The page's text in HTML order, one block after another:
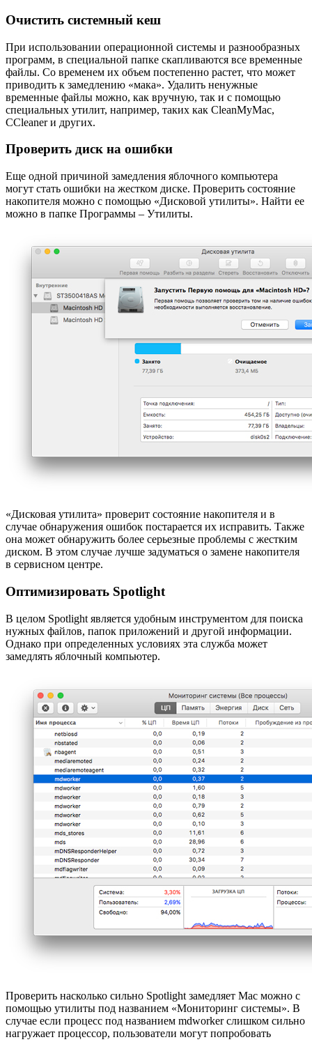
Очистить системный кеш
При использовании операционной системы и разнообразных
программ, в специальной папке скапливаются все временные
файлы. Со временем их объем постепенно растет, что может
приводить к замедлению «мака». Удалить ненужные
временные файлы можно, как вручную, так и с помощью
специальных утилит, например, таких как CleanMyMac,
CCleaner и других.
Проверить диск на ошибки
Еще одной причиной замедления яблочного компьютера
могут стать ошибки на жестком диске. Проверить состояние
накопителя можно с помощью «Дисковой утилиты». Найти ее
можно в папке Программы – Утилиты.
«Дисковая утилита» проверит состояние накопителя и в
случае обнаружения ошибок постарается их исправить. Также
она может обнаружить более серьезные проблемы с жестким
диском. В этом случае лучше задуматься о замене накопителя
в сервисном центре.
Оптимизировать Spotlight
В целом Spotlight является удобным инструментом для поиска
нужных файлов, папок приложений и другой информации.
Однако при определенных условиях эта служба может
замедлять яблочный компьютер.
Проверить насколько сильно Spotlight замедляет Mac можно с
помощью утилиты под названием «Мониторинг системы». В
случае если процесс под названием mdworker слишком сильно
нагружает процессор, пользователи могут попробовать